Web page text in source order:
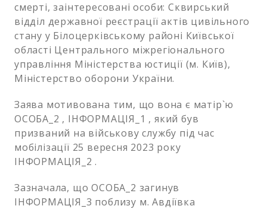
смерті, заінтересовані особи: Сквирський
відділ державної реєстрації актів цивільного
стану у Білоцерківському районі Київської
області Центрального міжрегіонального
управління Міністерства юстиції (м. Київ),
Міністерство оборони України.
Заява мотивована тим, що вона є матір`ю
ОСОБА_2 , ІНФОРМАЦІЯ_1 , який був
призваний на військову службу під час
мобілізації 25 вересня 2023 року
ІНФОРМАЦІЯ_2 .
Зазначала, що ОСОБА_2 загинув
ІНФОРМАЦІЯ_3 поблизу м. Авдіївка